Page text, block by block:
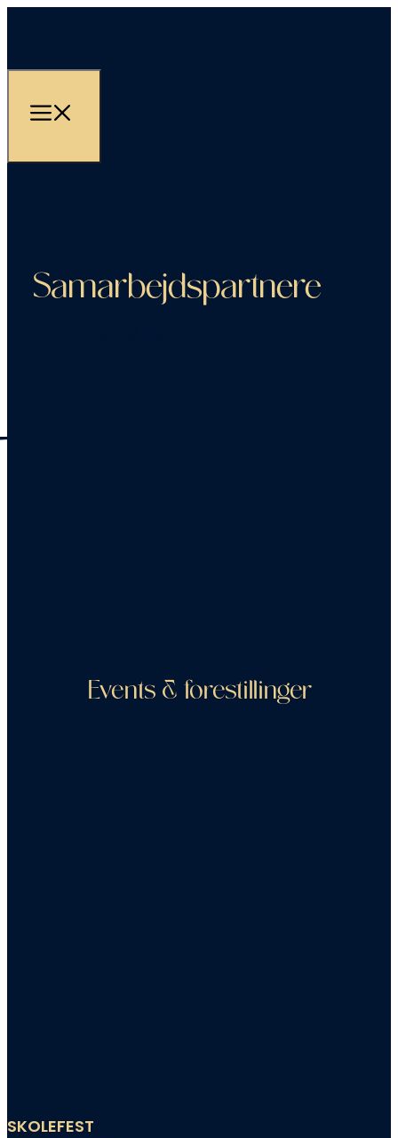
Samarbejdspartnere
Events & forestillinger
SKOLEFEST